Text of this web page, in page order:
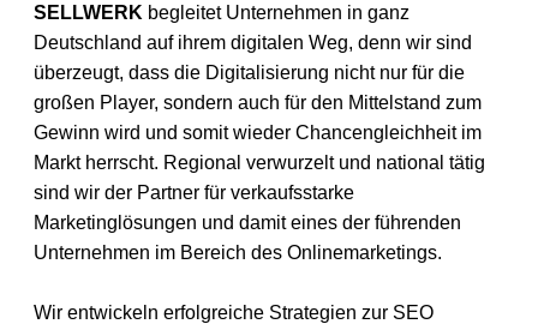
SELLWERK begleitet Unternehmen in ganz
Deutschland auf ihrem digitalen Weg, denn wir sind
überzeugt, dass die Digitalisierung nicht nur für die
großen Player, sondern auch für den Mittelstand zum
Gewinn wird und somit wieder Chancengleichheit im
Markt herrscht. Regional verwurzelt und national tätig
sind wir der Partner für verkaufsstarke
Marketinglösungen und damit eines der führenden
Unternehmen im Bereich des Onlinemarketings.
Wir entwickeln erfolgreiche Strategien zur SEO